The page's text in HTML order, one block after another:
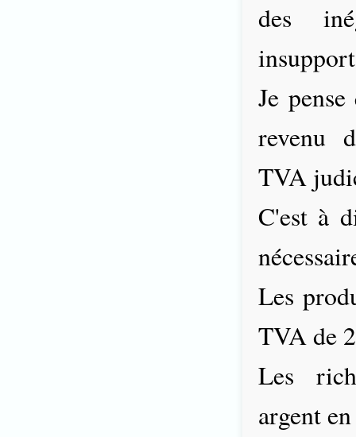
des
Je
revenu
TVA
C'est à
Les
TVA de
Les
argent